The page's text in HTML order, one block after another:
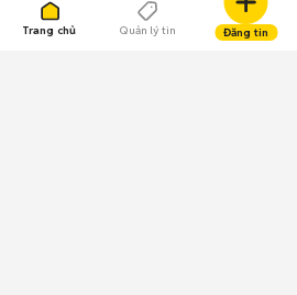
Trang chủ Quản lý tin Đăng tin